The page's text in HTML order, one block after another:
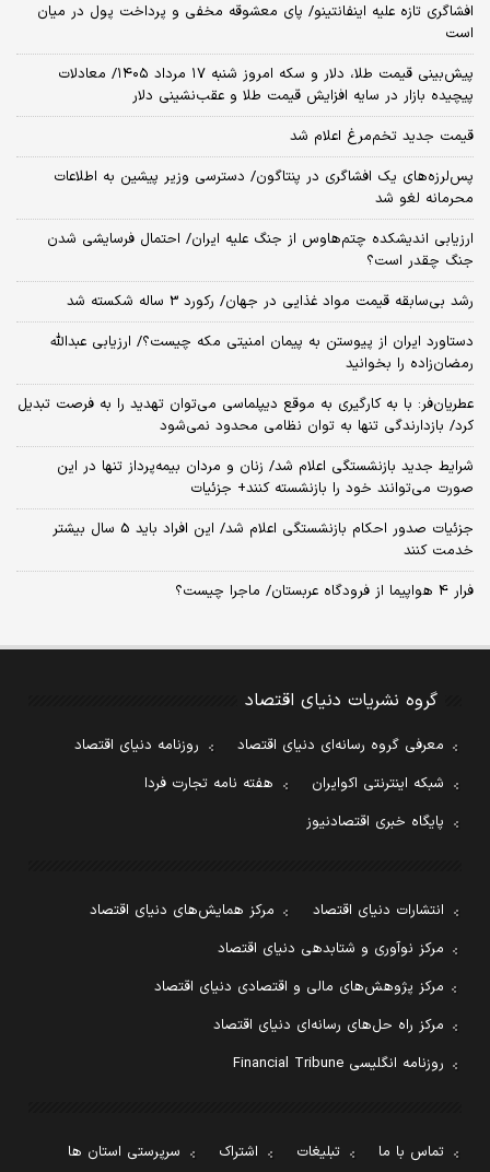
افشاگری تازه علیه اینفانتینو/ پای معشوقه مخفی و پرداخت پول در میان
است
پیش‌بینی قیمت طلا، دلار و سکه امروز شنبه ۱۷ مرداد ۱۴۰۵/ معادلات
پیچیده بازار در سایه افزایش قیمت طلا و عقب‌نشینی دلار
قیمت جدید تخم‌مرغ اعلام شد
پس‌لرزه‌های یک افشاگری در پنتاگون/ دسترسی وزیر پیشین به اطلاعات
محرمانه لغو شد
ارزیابی اندیشکده چتم‌هاوس از جنگ علیه ایران/ احتمال فرسایشی شدن
جنگ چقدر است؟
رشد بی‌سابقه قیمت مواد غذایی در جهان/ رکورد 3 ساله شکسته شد
دستاورد ایران از پیوستن به پیمان امنیتی مکه چیست؟/ ارزیابی عبدالله
رمضان‌زاده را بخوانید
عطریان‌فر: با به کارگیری به موقع دیپلماسی می‌توان تهدید را به فرصت تبدیل
کرد/ بازدارندگی تنها به توان نظامی محدود نمی‌شود
شرایط جدید بازنشستگی اعلام شد/ زنان و مردان بیمه‌پرداز تنها در این
صورت می‌توانند خود را بازنشسته کنند+ جزئیات
جزئیات صدور احکام بازنشستگی اعلام شد/ این افراد باید 5 سال بیشتر
خدمت کنند
فرار 4 هواپیما از فرودگاه عربستان/ ماجرا چیست؟
گروه نشریات دنیای اقتصاد
معرفی گروه رسانه‌ای دنیای اقتصاد
روزنامه دنیای اقتصاد
شبکه اینترنتی اکوایران
هفته نامه تجارت فردا
پایگاه خبری اقتصادنیوز
انتشارات دنیای اقتصاد
مرکز همایش‌های دنیای اقتصاد
مرکز نوآوری و شتابدهی دنیای اقتصاد
مرکز پژوهش‌های مالی و اقتصادی دنیای اقتصاد
مرکز راه حل‌های رسانه‌ای دنیای اقتصاد
روزنامه انگلیسی Financial Tribune
تماس با ما تبلیغات اشتراک سرپرستی استان ها